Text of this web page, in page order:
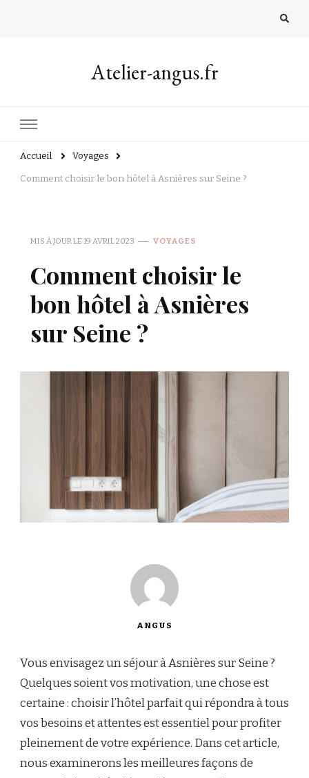
Atelier-angus.fr
Accueil Voyages
Comment choisir le bon hôtel à Asnières sur Seine ?
MIS À JOUR LE 19 AVRIL 2023 VOYAGES
Comment choisir le
bon hôtel à Asnières
sur Seine ?
ANGUS
Vous envisagez un séjour à Asnières sur Seine ?
Quelques soient vos motivation, une chose est
certaine : choisir l’hôtel parfait qui répondra à tous
vos besoins et attentes est essentiel pour profiter
pleinement de votre expérience. Dans cet article,
nous examinerons les meilleures façons de